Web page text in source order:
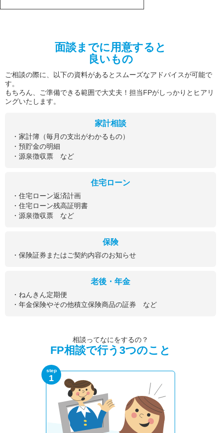
面談までに用意すると
良いもの
ご相談の際に、以下の資料があるとスムーズなアドバイスが可能で
す。
もちろん、ご準備できる範囲で大丈夫！担当FPがしっかりとヒアリ
ングいたします。
家計相談
・家計簿（毎月の支出がわかるもの）
・預貯金の明細
・源泉徴収票 など
住宅ローン
・住宅ローン返済計画
・住宅ローン残高証明書
・源泉徴収票 など
保険
・保険証券またはご契約内容のお知らせ
老後・年金
・ねんきん定期便
・年金保険やその他積立保険商品の証券 など
相談ってなにをするの？
FP相談で行う3つのこと
step
1